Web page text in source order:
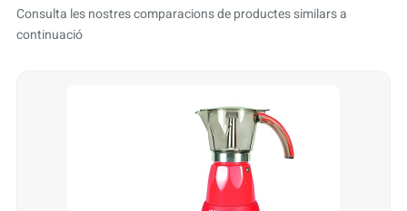
Consulta les nostres comparacions de productes similars a
continuació